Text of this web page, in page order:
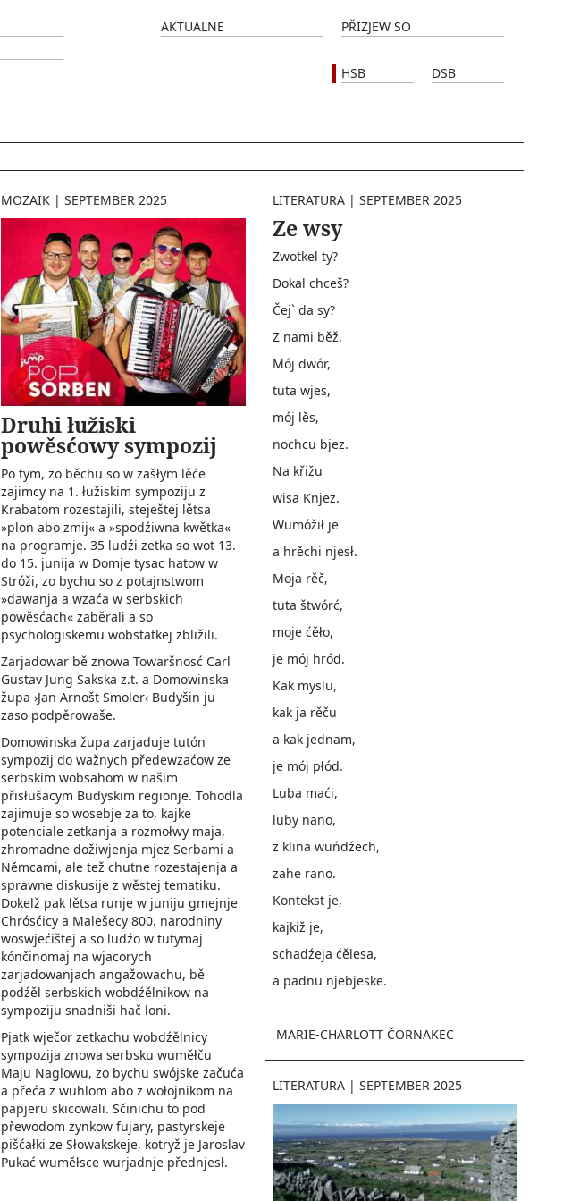
HSB DSB
AKTUALNE PŘIZJEW SO
MOZAIK | SEPTEMBER 2025
Druhi łužiski
powěsćowy sympozij
Po tym, zo běchu so w zašłym lěće
zajimcy na 1. łužiskim sympoziju z
Krabatom rozestajili, steještej lětsa
»plon abo zmij« a »spodźiwna kwětka«
na programje. 35 ludźi zetka so wot 13.
do 15. junija w Domje tysac hatow w
Stróži, zo bychu so z potajnstwom
»dawanja a wzaća w serbskich
powěsćach« zaběrali a so
psychologiskemu wobstatkej zbližili.
Zarjadowar bě znowa Towaršnosć Carl
Gustav Jung Sakska z.t. a Domowinska
župa ›Jan Arnošt Smoler‹ Budyšin ju
zaso podpěrowaše.
Domowinska župa zarjaduje tutón
sympozij do wažnych předewzaćow ze
serbskim wobsahom w našim
přisłušacym Budyskim regionje. Tohodla
zajimuje so wosebje za to, kajke
potenciale zetkanja a rozmołwy maja,
zhromadne dožiwjenja mjez Serbami a
Němcami, ale tež chutne roze­stajenja a
sprawne diskusije z wěstej tematiku.
Dokelž pak lětsa runje w juniju gmejnje
Chrósćicy a Malešecy 800. narodniny
woswjećištej a so ludźo w tutymaj
kónčinomaj na wjacorych
zarjadowanjach angažowachu, bě
podźěl serbskich wobdźělnikow na
sympoziju snadniši hač loni.
Pjatk wječor zetkachu wobdźělnicy
sympozija znowa serbsku wuměłču
Maju Naglowu, zo bychu swójske začuća
a přeća z wuhlom abo z wołojnikom na
papjeru skicowali. Sčinichu to pod
přewodom zynkow fujary, pastyrskeje
pišćałki ze Słowakskeje, kotryž je Jaroslav
Pukać wuměłsce wurjadnje přednjesł.
LITERATURA| SEPTEMBER 2025
Ze wsy
Zwotkel ty?
Dokal chceš?
Čej` da sy?
Z nami běž.
Mój dwór,
tuta wjes,
mój lěs,
nochcu bjez.
Na křižu
wisa Knjez.
Wumóžił je
a hrěchi njesł.
Moja rěč,
tuta štwórć,
moje ćěło,
je mój hród.
Kak myslu,
kak ja rěču
a kak jednam,
je mój płód.
Luba maći,
luby nano,
z klina wuńdźech,
zahe rano.
Kontekst je,
kajkiž je,
schadźeja ćělesa,
a padnu njebjeske.
MARIE-CHARLOTT ČORNAKEC
LITERATURA| SEPTEMBER 2025